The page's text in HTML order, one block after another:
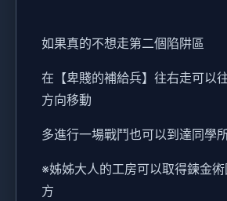
如果真的不想走第二個陷阱區
在【卑賤的補給兵】往右走可以
方向移動
多進行一場戰鬥也可以到達同學
※姊姊大人的工房可以取得鍊金
方